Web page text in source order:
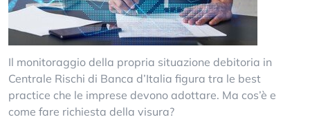
Il monitoraggio della propria situazione debitoria in
Centrale Rischi di Banca d’Italia figura tra le best
practice che le imprese devono adottare. Ma cos’è e
come fare richiesta della visura?